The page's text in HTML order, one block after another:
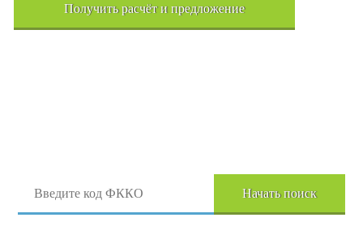
Получить расчёт и предложение
Начать поиск